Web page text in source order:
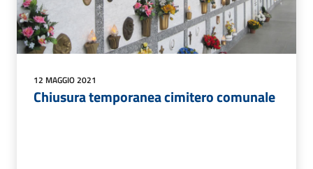
12 MAGGIO 2021
Chiusura temporanea cimitero comunale